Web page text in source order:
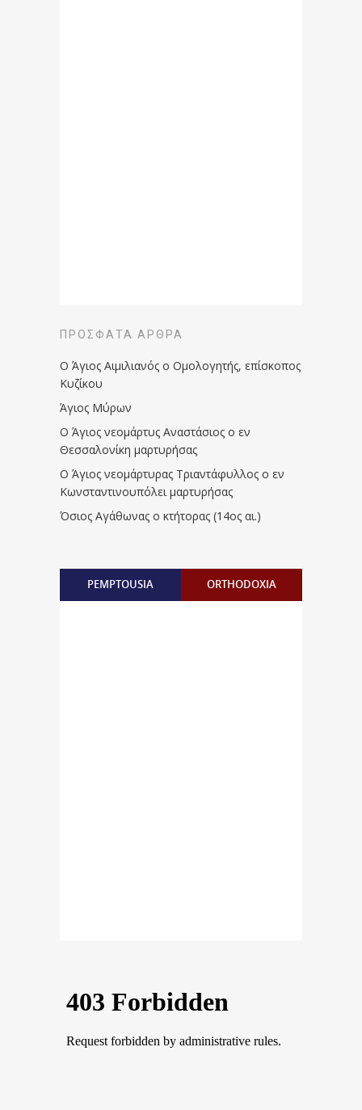
ΠΡΌΣΦΑΤΑ ΆΡΘΡΑ
Ο Άγιος Αιμιλιανός ο Ομολογητής, επίσκοπος
Κυζίκου
Άγιος Μύρων
Ο Άγιος νεομάρτυς Αναστάσιος ο εν
Θεσσαλονίκη μαρτυρήσας
Ο Άγιος νεομάρτυρας Τριαντάφυλλος ο εν
Κωνσταντινουπόλει μαρτυρήσας
Όσιος Αγάθωνας ο κτήτορας (14ος αι.)
PEMPTOUSIA ORTHODOXIA